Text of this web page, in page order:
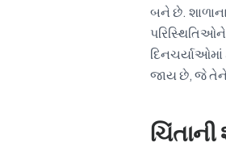
બને છે.
જાય છે, જે તેને
ચિંતાની